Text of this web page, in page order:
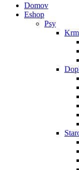
Domov
Eshop
Psy